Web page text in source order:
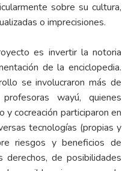
sobre su cultura,
o imprecisiones.
es invertir la notoria
de la enciclopedia.
se involucraron más de
wayú, quienes
y cocreación participaron en
tecnologías (propias y
riesgos y beneficios de
de posibilidades